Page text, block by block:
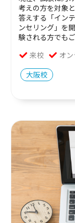
考えの方を対象
答えする「イン
ンセリング」を
験される方でも
来校
オ
大阪校